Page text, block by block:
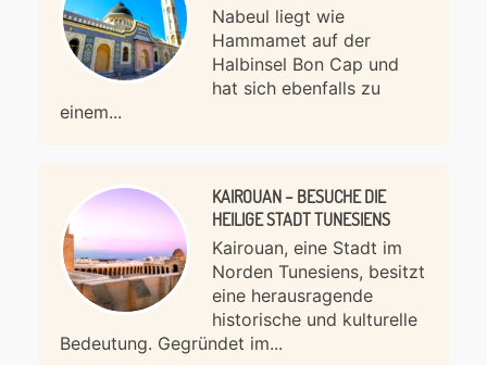
Nabeul liegt wie
Hammamet auf der
Halbinsel Bon Cap und
hat sich ebenfalls zu
einem...
KAIROUAN – BESUCHE DIE
HEILIGE STADT TUNESIENS
Kairouan, eine Stadt im
Norden Tunesiens, besitzt
eine herausragende
historische und kulturelle
Bedeutung. Gegründet im...